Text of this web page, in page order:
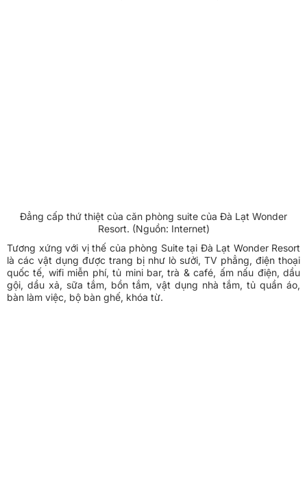
Đẳng cấp thứ thiệt của căn phòng suite của Đà Lạt Wonder
Resort. (Nguồn: Internet)
Tương xứng với vị thế của phòng Suite tại Đà Lạt Wonder Resort
là các vật dụng được trang bị như lò sưởi, TV phẳng, điện thoại
quốc tế, wifi miễn phí, tủ mini bar, trà & café, ấm nấu điện, dầu
gội, dầu xả, sữa tắm, bồn tắm, vật dụng nhà tắm, tủ quần áo,
bàn làm việc, bộ bàn ghế, khóa từ.